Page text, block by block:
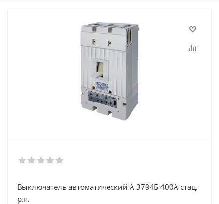
Выключатель автоматический А 3794Б 400А стац.
р.п.